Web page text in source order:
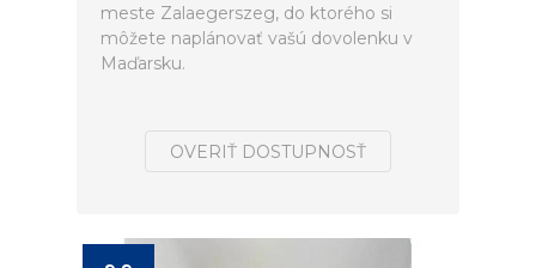
meste Zalaegerszeg, do ktorého si
môžete naplánovať vašú dovolenku v
Maďarsku.
OVERIŤ DOSTUPNOSŤ